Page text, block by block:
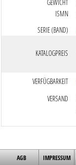
GEWICHT
ISMN
SERIE (BAND)
KATALOGPREIS
VERFÜGBARKEIT
VERSAND
AGB IMPRESSUM